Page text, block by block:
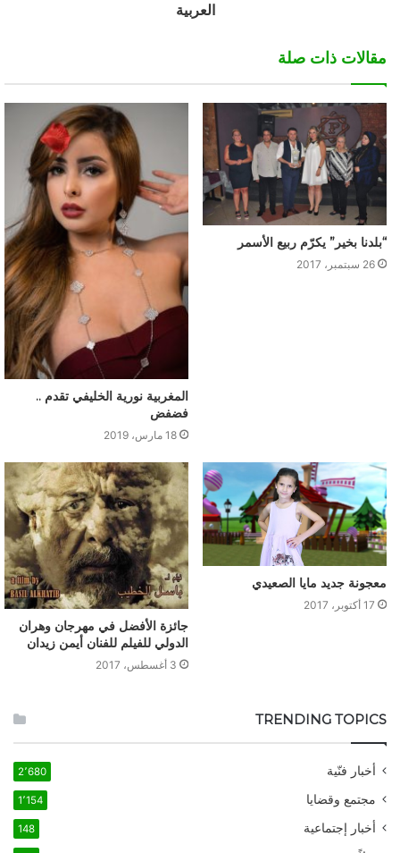
العربية
مقالات ذات صلة
“بلدنا بخير” يكرّم ربيع الأسمر
26 سبتمبر، 2017
المغربية نورية الخليفي تقدم ..
فضفض
18 مارس، 2019
معجونة جديد مايا الصعيدي
17 أكتوبر، 2017
جائزة الأفضل في مهرجان وهران
الدولي للفيلم للفنان أيمن زيدان
3 أغسطس، 2017
TRENDING TOPICS
أخبار فنّية 2٬680
مجتمع وقضايا 1٬154
أخبار إجتماعية 148